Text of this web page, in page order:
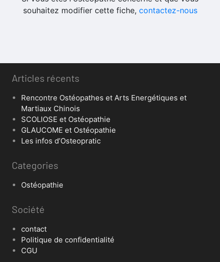
souhaitez modifier cette fiche, contactez-nous
Articles récents
Rencontre Ostéopathes et Arts Energétiques et
Martiaux Chinois
SCOLIOSE et Ostéopathie
GLAUCOME et Ostéopathie
Les infos d’Osteopratic
Categories
Ostéopathie
Société
contact
Politique de confidentialité
CGU